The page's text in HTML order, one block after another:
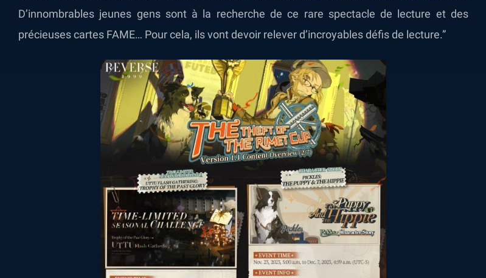
D’innombrables jeunes gens sont à la recherche de ce rare spectacle de lecture et des
précieuses cartes FAME… Pour cela, ils vont devoir relever d’incroyables défis de lecture.”